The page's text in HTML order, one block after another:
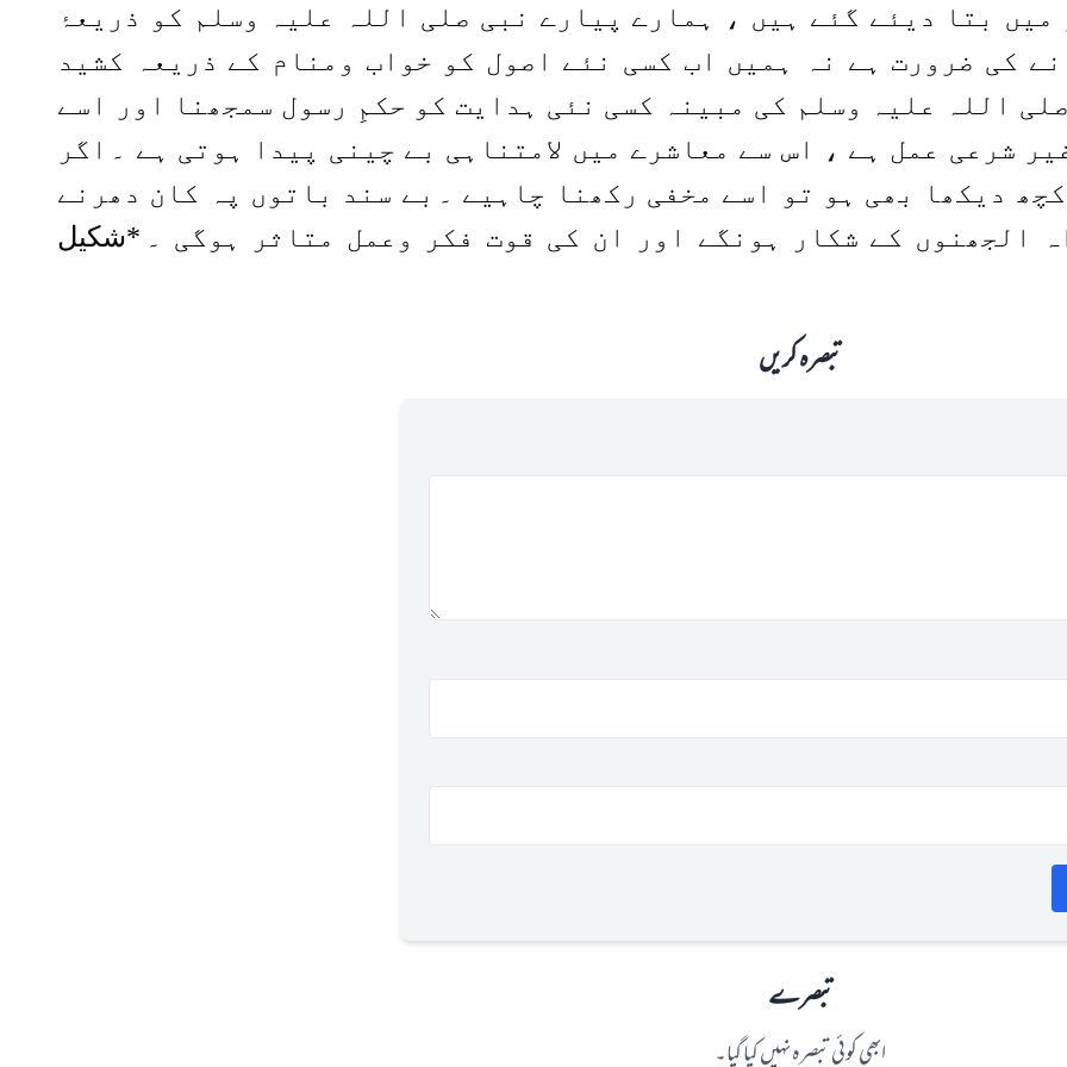
بتا دیئے گئے ہیں ، ہمارے پیارے نبی صلی اللہ علیہ وسلم کو ذریعۂ
کی ضرورت ہے نہ ہمیں اب کسی نئے اصول کو خواب ومنام کے ذریعہ کشید
اللہ علیہ وسلم کی مبینہ کسی نئی ہدایت کو حکمِ رسول سمجھنا اور اسے
شرعی عمل ہے ، اس سے معاشرے میں لامتناہی بے چینی پیدا ہوتی ہے ۔
اگر
دیکھا بھی ہو تو اسے مخفی رکھنا چاہیے ۔
بے سند باتوں پہ کان دھرنے
الجھنوں کے شکار ہونگے اور ان کی قوت فکر وعمل متاثر ہوگی ۔ *شکیل
تبصرہ کریں
تبصرے
ابھی کوئی تبصرہ نہیں کیا گیا۔